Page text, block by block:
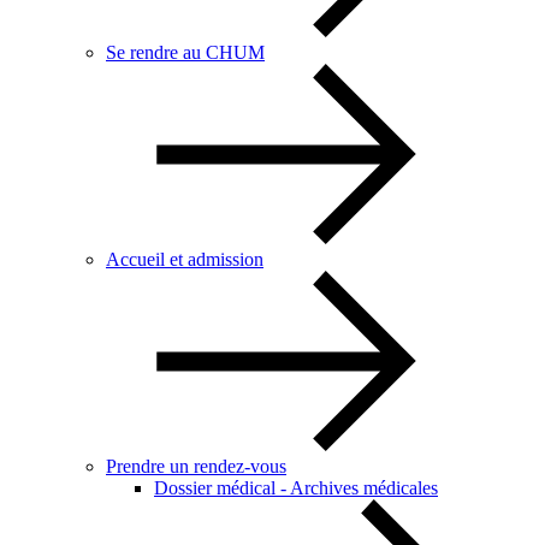
Se rendre au CHUM
Accueil et admission
Prendre un rendez-vous
Dossier médical - Archives médicales